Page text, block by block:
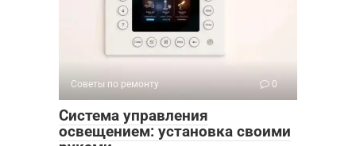
Советы по ремонту 0
Система управления
освещением: установка своими